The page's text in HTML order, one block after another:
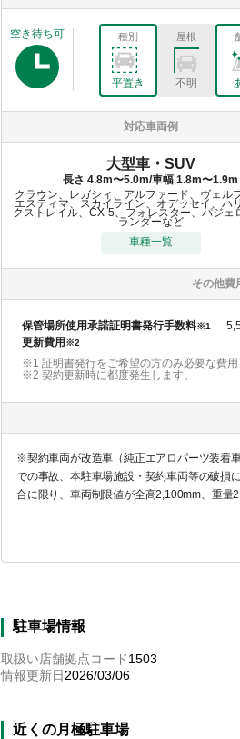
空き待ち可 種別
平置き
屋根
不明
対応車両例
大型車・SUV
長さ 4.8m〜5.0m/車幅 1.8m〜1.9m
クラウン、レガシィ、アルファード、ヴェル
エスティマ、スカイライン、オデッセイ、ハ
クストレイル、CX-5、フォレスター、パジェ
ランダーなど
車種一覧
その他費
保管場所使用承諾証明書発行手数料※1
更新費用 ※2
※1 証明書発行をご希望の方のみ必要な費用
※2 契約更新時に都度発生します。
※契約車両が改造車（純正エアロパーツ装着
での事故、本駐車場施設・契約車両等の破損
合に限り、車両制限値が全高2,100mm、重量
駐車場情報
取扱い店舗拠点コード1503
情報更新日2026/03/06
近くの月極駐車場